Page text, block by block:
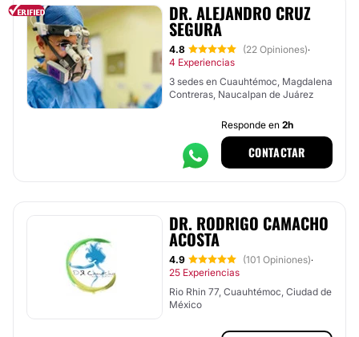
DR. ALEJANDRO CRUZ
SEGURA
4.8 (22 Opiniones)·
4 Experiencias
3 sedes en Cuauhtémoc, Magdalena
Contreras, Naucalpan de Juárez
Responde en 2h
CONTACTAR
DR. RODRIGO CAMACHO
ACOSTA
4.9 (101 Opiniones)·
25 Experiencias
Rio Rhin 77, Cuauhtémoc, Ciudad de
México